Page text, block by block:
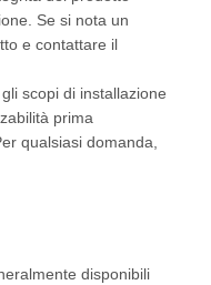
Se si nota un
e contattare il
scopi di installazione
prima
qualsiasi domanda,
disponibili